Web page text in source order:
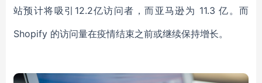
站预计将吸引12.2亿访问者，而亚马逊为 11.3 亿。而
Shopify 的访问量在疫情结束之前或继续保持增长。